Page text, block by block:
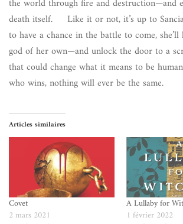
the world through fire and destruction—and
death itself. Like it or not, it’s up to
to have a chance in the battle to come,
god of her own—and unlock the door to a
that could change what it means to be
who wins, nothing will ever be the same.
Articles similaires
Covet
2 mars 2021
A Lullaby for
1 février 2022